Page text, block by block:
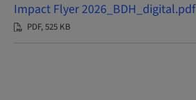
Impact Flyer 2026_BDH_digital.pdf
PDF, 525 KB